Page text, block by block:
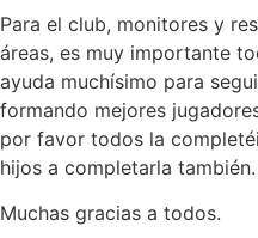
Para el club, monitores y
áreas, es muy importante
ayuda muchísimo para
formando mejores
por favor todos la
hijos a completarla también.
Muchas gracias a todos.